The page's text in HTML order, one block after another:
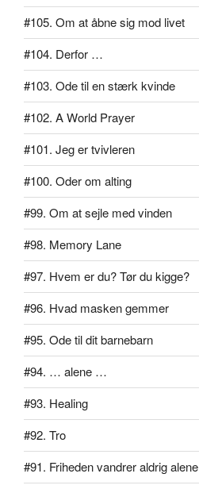
#105. Om at åbne sig mod livet
#104. Derfor …
#103. Ode til en stærk kvinde
#102. A World Prayer
#101. Jeg er tvivleren
#100. Oder om alting
#99. Om at sejle med vinden
#98. Memory Lane
#97. Hvem er du? Tør du kigge?
#96. Hvad masken gemmer
#95. Ode til dit barnebarn
#94. … alene …
#93. Healing
#92. Tro
#91. Friheden vandrer aldrig alene